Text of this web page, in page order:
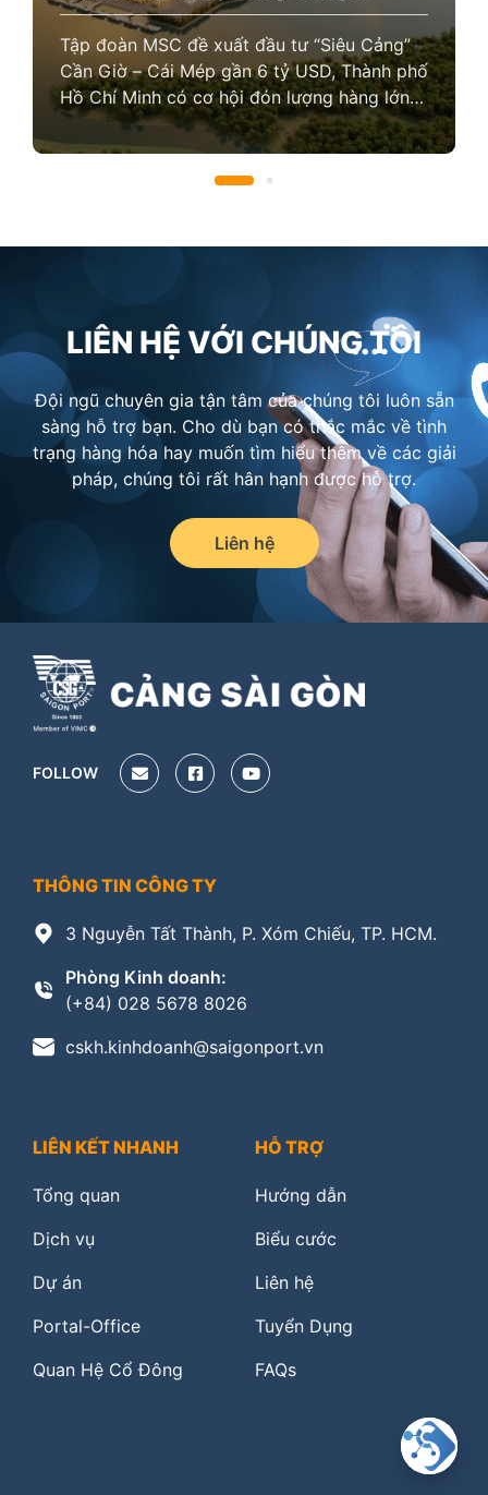
chuyển quốc tế Cần Giờ
Tập đoàn MSC đề xuất đầu tư “Siêu Cảng”
Cần Giờ – Cái Mép gần 6 tỷ USD, Thành phố
Hồ Chí Minh có cơ hội đón lượng hàng lớn
vốn được trung chuyển qua Singapore
LIÊN HỆ VỚI CHÚNG TÔI
Đội ngũ chuyên gia tận tâm của chúng tôi luôn sẵn
sàng hỗ trợ bạn. Cho dù bạn có thắc mắc về tình
trạng hàng hóa hay muốn tìm hiểu thêm về các giải
pháp, chúng tôi rất hân hạnh được hỗ trợ.
Liên hệ
FOLLOW
THÔNG TIN CÔNG TY
3 Nguyễn Tất Thành, P. Xóm Chiếu, TP. HCM.
Phòng Kinh doanh:
(+84) 028 5678 8026
cskh.kinhdoanh@saigonport.vn
LIÊN KẾT NHANH
Tổng quan
Dịch vụ
Dự án
Portal-Office
Quan Hệ Cổ Đông
HỖ TRỢ
Hướng dẫn
Biểu cước
Liên hệ
Tuyển Dụng
FAQs